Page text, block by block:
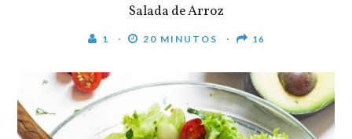
Salada de Arroz
1 20 MINUTOS 16